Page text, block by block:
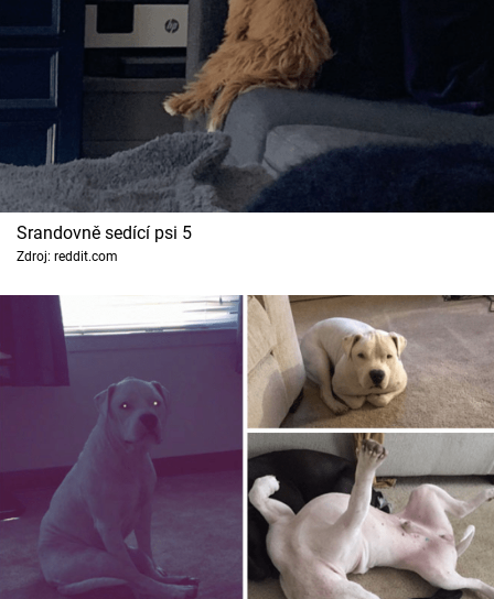
Srandovně sedící psi 5
Zdroj: reddit.com